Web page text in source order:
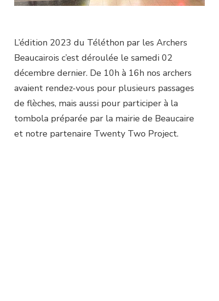
L’édition 2023 du Téléthon par les Archers
Beaucairois c’est déroulée le samedi 02
décembre dernier. De 10h à 16h nos archers
avaient rendez-vous pour plusieurs passages
de flèches, mais aussi pour participer à la
tombola préparée par la mairie de Beaucaire
et notre partenaire Twenty Two Project.